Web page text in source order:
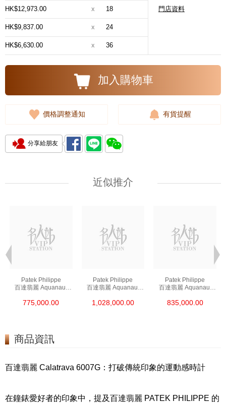
門店資料
HK$12,973.00 x 18
HK$9,837.00 x 24
HK$6,630.00 x 36
加入購物車
價格調整通知 有貨提醒
分享給朋友
近似推介
Patek Philippe
百達翡麗 Aquanaut
775,000.00
Patek Philippe
百達翡麗 Aquanaut
1,028,000.00
Patek Philippe
百達翡麗 Aquanaut
835,000.00
商品資訊
百達翡麗 Calatrava 6007G：打破傳統印象的運動感時計
在鐘錶愛好者的印象中，提及百達翡麗 PATEK PHILIPPE 的